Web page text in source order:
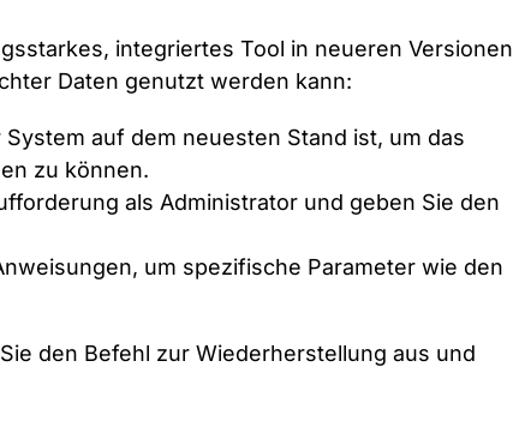
integriertes Tool in neueren Versionen
Daten genutzt werden kann:
auf dem neuesten Stand ist, um das
zu können.
als Administrator und geben Sie den
um spezifische Parameter wie den
den Befehl zur Wiederherstellung aus und